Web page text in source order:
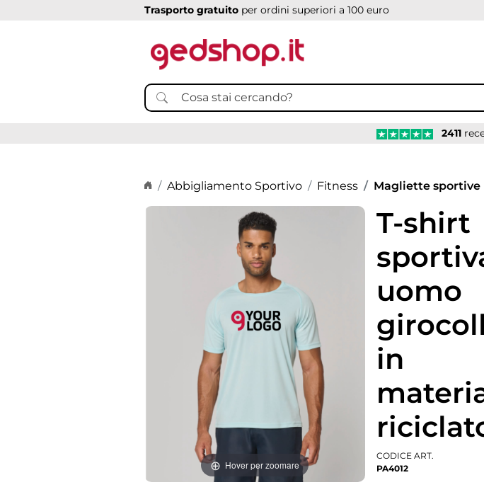
Trasporto gratuito per ordini superiori a 100 euro
2411
Home page
Abbigliamento Sportivo Fitness Magliette sportive
Hover per zoomare
T-shirt
uomo
in
CODICE ART.
PA4012